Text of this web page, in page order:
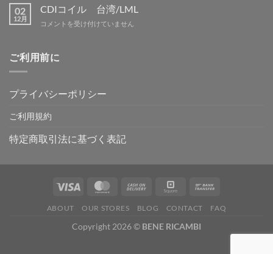
は
休
暇
は
02
12月
CDIコイル 台湾/LML
CDI
ル
台
コメントを受け付けていません
ご利用前に
プライバシーポリシー
ご利用規約
特定商取引法に基づく表記
ABOUT OUR STORES BLOG CONTACT FAQ
Copyright 2026 © BENE RICAMBI